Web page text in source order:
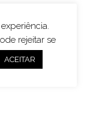
rejeitar se
ACEITAR